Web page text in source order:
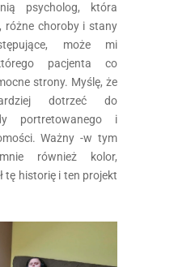
psycholog, która
różne choroby i stany
może mi
pacjenta co
strony. Myślę, że
dotrzeć do
portretowanego i
Ważny -w tym
również kolor,
tę historię i ten projekt